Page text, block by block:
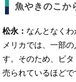
魚やきのこ
松永： なんとなく
メリカでは、一部
す。そのため、ビ
売られているほど